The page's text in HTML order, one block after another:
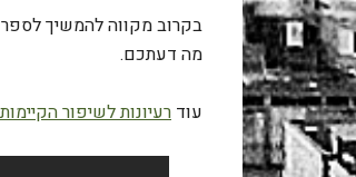
בקרוב מקווה להמשיך
מה דעתכם.
עוד רעיונות לשיפור